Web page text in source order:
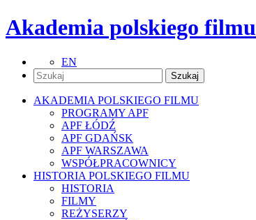
Akademia polskiego filmu
EN
AKADEMIA POLSKIEGO FILMU
PROGRAMY APF
APF ŁÓDŹ
APF GDAŃSK
APF WARSZAWA
WSPÓŁPRACOWNICY
HISTORIA POLSKIEGO FILMU
HISTORIA
FILMY
REŻYSERZY